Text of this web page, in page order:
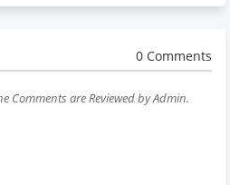
0 Comments
Comments are Reviewed by Admin.